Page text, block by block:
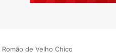
de Velho Chico